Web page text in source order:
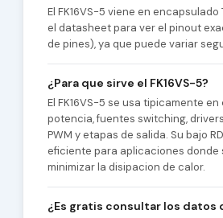
El FK16VS-5 viene en encapsulado
el datasheet para ver el pinout
de pines), ya que puede variar
¿Para que sirve el FK16VS-5?
El FK16VS-5 se usa tipicamente
potencia, fuentes switching,
PWM y etapas de salida. Su bajo
eficiente para aplicaciones donde
minimizar la disipacion de calor.
¿Es gratis consultar los datos